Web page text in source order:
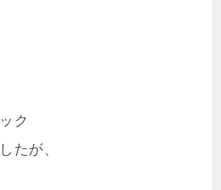
ク
たが、